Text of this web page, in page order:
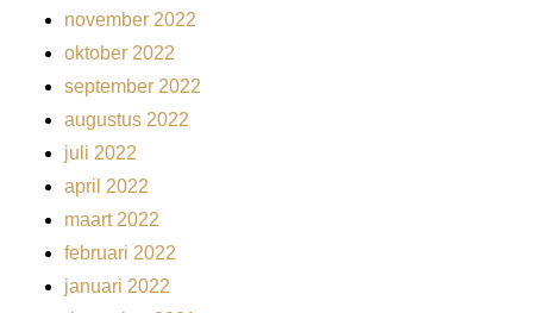
november 2022
oktober 2022
september 2022
augustus 2022
juli 2022
april 2022
maart 2022
februari 2022
januari 2022